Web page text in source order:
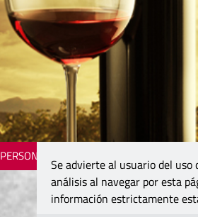
PERSONAJES
Se advierte al usuario del uso
análisis al navegar por esta
información estrictamente